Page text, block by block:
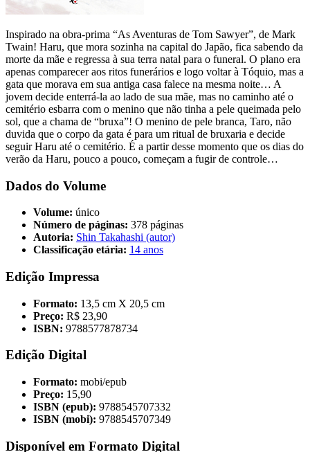
Inspirado na obra-prima “As Aventuras de Tom Sawyer”, de Mark
Twain! Haru, que mora sozinha na capital do Japão, fica sabendo da
morte da mãe e regressa à sua terra natal para o funeral. O plano era
apenas comparecer aos ritos funerários e logo voltar à Tóquio, mas a
gata que morava em sua antiga casa falece na mesma noite… A
jovem decide enterrá-la ao lado de sua mãe, mas no caminho até o
cemitério esbarra com o menino que não tinha a pele queimada pelo
sol, que a chama de “bruxa”! O menino de pele branca, Taro, não
duvida que o corpo da gata é para um ritual de bruxaria e decide
seguir Haru até o cemitério. É a partir desse momento que os dias do
verão da Haru, pouco a pouco, começam a fugir de controle…
Dados do Volume
Volume: único
Número de páginas: 378 páginas
Autoria: Shin Takahashi (autor)
Classificação etária: 14 anos
Edição Impressa
Formato: 13,5 cm X 20,5 cm
Preço: R$ 23,90
ISBN: 9788577878734
Edição Digital
Formato: mobi/epub
Preço: 15,90
ISBN (epub): 9788545707332
ISBN (mobi): 9788545707349
Disponível em Formato Digital